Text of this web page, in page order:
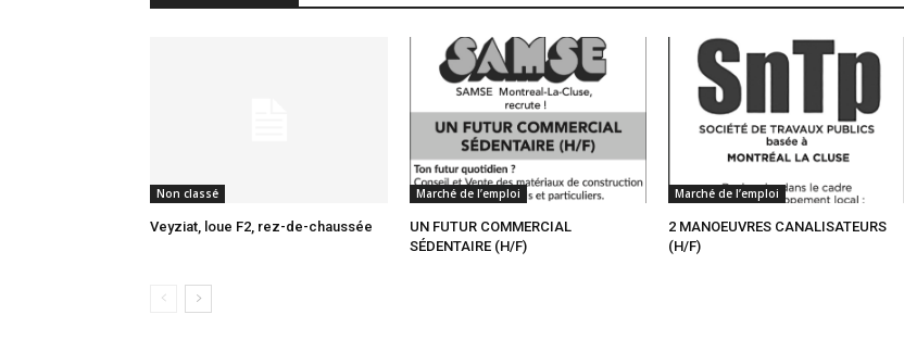
Non classé
Veyziat, loue F2, rez-de-chaussée
Marché de l’emploi
UN FUTUR COMMERCIAL
SÉDENTAIRE (H/F)
Marché de l’emploi
2 MANOEUVRES CANALISATEURS
(H/F)